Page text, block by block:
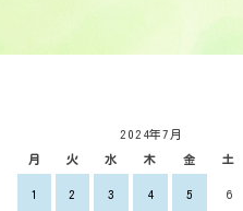
2024年7月
月 火 水 木 金 土
1 2 3 4 5 6